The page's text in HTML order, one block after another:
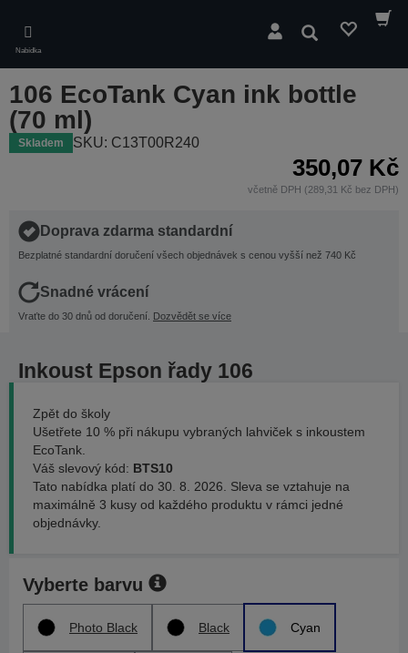
main
content
Nabídka
Hledat
106 EcoTank Cyan ink bottle
(70 ml)
Skladem SKU: C13T00R240
350,07 Kč
včetně DPH (289,31 Kč bez DPH)
Doprava zdarma standardní
Bezplatné standardní doručení všech objednávek s cenou vyšší než 740 Kč
Snadné vrácení
Vraťte do 30 dnů od doručení. Dozvědět se více
Inkoust Epson řady 106
Zpět do školy
Ušetřete 10 % při nákupu vybraných lahviček s inkoustem
EcoTank.
Váš slevový kód: BTS10
Tato nabídka platí do 30. 8. 2026. Sleva se vztahuje na
maximálně 3 kusy od každého produktu v rámci jedné
objednávky.
Vyberte barvu
Photo Black Black Cyan